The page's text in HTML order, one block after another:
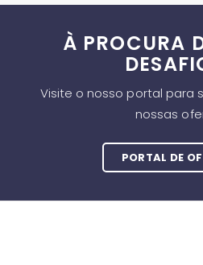
À PROCURA
Visite o nosso portal para
nossas
PORTAL DE